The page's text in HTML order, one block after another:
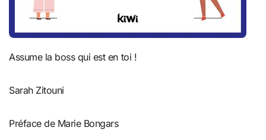
Assume la boss qui est en toi !
Sarah Zitouni
Préface de Marie Bongars